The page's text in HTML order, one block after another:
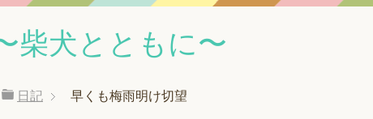
犬とともに〜
日記 早くも梅雨明け切望